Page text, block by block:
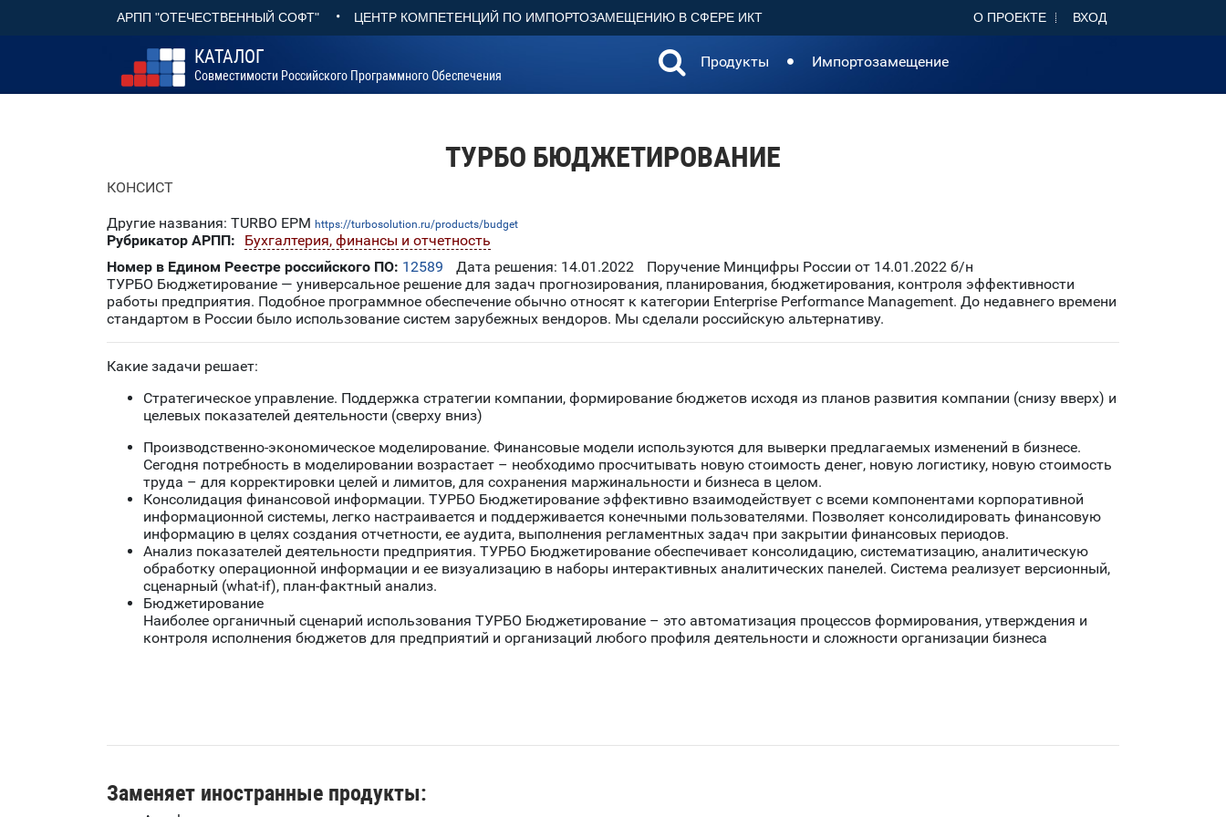
АРПП "ОТЕЧЕСТВЕННЫЙ СОФТ" • ЦЕНТР КОМПЕТЕНЦИЙ ПО ИМПОРТОЗАМЕЩЕНИЮ В СФЕРЕ ИКТ О ПРОЕКТЕ ВХОД
КАТАЛОГ
Совместимости Российского Программного Обеспечения
Продукты Импортозамещение
ТУРБО БЮДЖЕТИРОВАНИЕ
КОНСИСТ
Другие названия: TURBO EPM https://turbosolution.ru/products/budget
Рубрикатор АРПП:
Бухгалтерия, финансы и отчетность
Номер в Едином Реестре российского ПО: 12589 Дата решения: 14.01.2022
Поручение Минцифры России от 14.01.2022 б/н
ТУРБО Бюджетирование — универсальное решение для задач прогнозирования, планирования, бюджетирования, контроля эффективности
работы предприятия. Подобное программное обеспечение обычно относят к категории Enterprise Performance Management. До недавнего времени
стандартом в России было использование систем зарубежных вендоров. Мы сделали российскую альтернативу.
Какие задачи решает:
Стратегическое управление. Поддержка стратегии компании, формирование бюджетов исходя из планов развития компании (снизу вверх) и
целевых показателей деятельности (сверху вниз)
Производственно-экономическое моделирование. Финансовые модели используются для выверки предлагаемых изменений в бизнесе.
Сегодня потребность в моделировании возрастает – необходимо просчитывать новую стоимость денег, новую логистику, новую стоимость
труда – для корректировки целей и лимитов, для сохранения маржинальности и бизнеса в целом.
Консолидация финансовой информации. ТУРБО Бюджетирование эффективно взаимодействует с всеми компонентами корпоративной
информационной системы, легко настраивается и поддерживается конечными пользователями. Позволяет консолидировать финансовую
информацию в целях создания отчетности, ее аудита, выполнения регламентных задач при закрытии финансовых периодов.
Анализ показателей деятельности предприятия. ТУРБО Бюджетирование обеспечивает консолидацию, систематизацию, аналитическую
обработку операционной информации и ее визуализацию в наборы интерактивных аналитических панелей. Система реализует версионный,
сценарный (what-if), план-фактный анализ.
Бюджетирование
Наиболее органичный сценарий использования ТУРБО Бюджетирование – это автоматизация процессов формирования, утверждения и
контроля исполнения бюджетов для предприятий и организаций любого профиля деятельности и сложности организации бизнеса
Заменяет иностранные продукты: